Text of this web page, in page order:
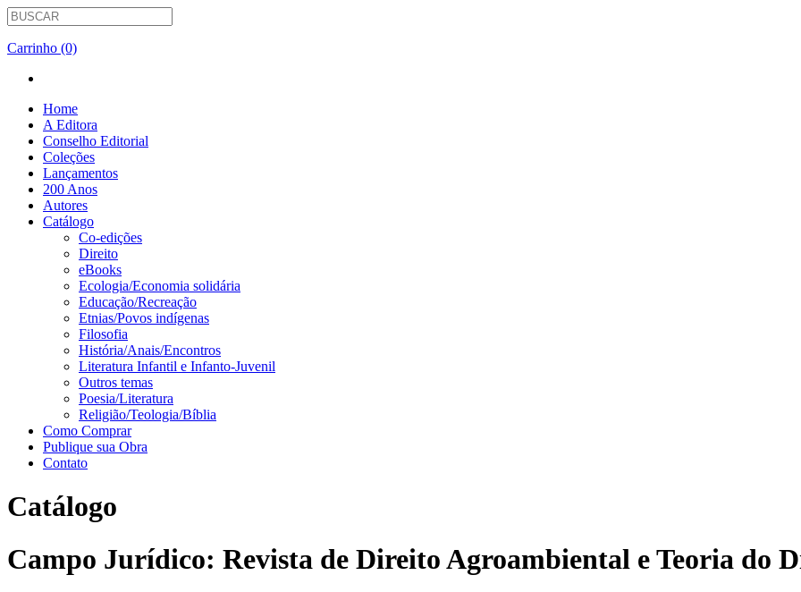
Carrinho (0)
Home
A Editora
Conselho Editorial
Coleções
Lançamentos
200 Anos
Autores
Catálogo
Co-edições
Direito
eBooks
Ecologia/Economia solidária
Educação/Recreação
Etnias/Povos indígenas
Filosofia
História/Anais/Encontros
Literatura Infantil e Infanto-Juvenil
Outros temas
Poesia/Literatura
Religião/Teologia/Bíblia
Como Comprar
Publique sua Obra
Contato
Catálogo
Campo Jurídico: Revista de Direito Agroambiental e Teoria do